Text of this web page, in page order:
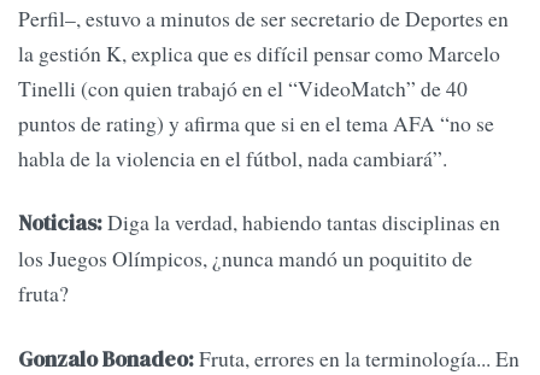
Perfil–, estuvo a minutos de ser secretario de Deportes en
la gestión K, explica que es difícil pensar como Marcelo
Tinelli (con quien trabajó en el “VideoMatch” de 40
puntos de rating) y afirma que si en el tema AFA “no se
habla de la violencia en el fútbol, nada cambiará”.
Noticias:Diga la verdad, habiendo tantas disciplinas en
los Juegos Olímpicos, ¿nunca mandó un poquitito de
fruta?
Gonzalo Bonadeo:Fruta, errores en la terminología... En